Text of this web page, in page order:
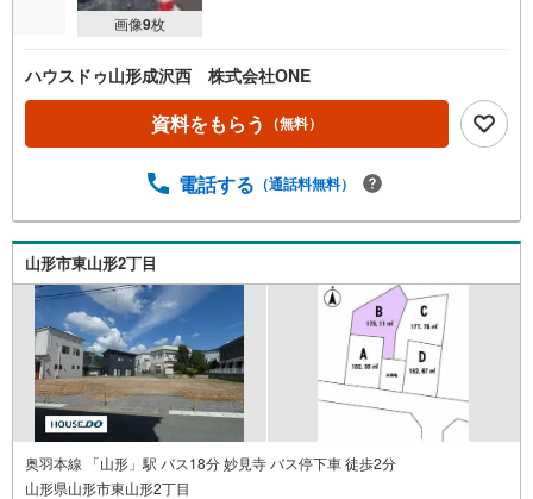
画像9枚
ハウスドゥ山形成沢西 株式会社ONE
資料をもらう （無料）
電話する （通話料無料）
山形市東山形2丁目
奥羽本線 「山形」駅 バス18分 妙見寺 バス停下車 徒歩2分
山形県山形市東山形2丁目